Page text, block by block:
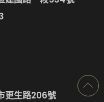
更生路206號